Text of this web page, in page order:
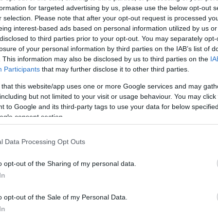
for targeted advertising by us, please use the below opt-out
selection. Please note that after your opt-out request is processed
interest-based ads based on personal information utilized by us
to third parties prior to your opt-out. You may separately
of your personal information by third parties on the IAB’s list of
This information may also be disclosed by us to third parties on the
Participants that may further disclose it to other third parties.
that this website/app uses one or more Google services and may
but not limited to your visit or usage behaviour. You may
to Google and its third-party tags to use your data for below
consent section.
Data Processing Opt Outs
opt-out of the Sharing of my personal data.
opt-out of the Sale of my Personal Data.
ζώνη, ηΖήνα Κουτσελίνη
μέσα από ένα ιδιαίτερα
«Αλήθειες με τη Ζήνα»στο
όχι όμως και η
στο κανάλι,
σε μια εντελώς διαφορετική
ανανεωμένη ομάδα και
με 13.00 το πρωί.